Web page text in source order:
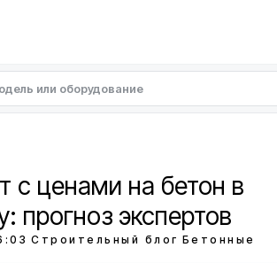
с ценами на бетон в
прогноз экспертов
Строительный блог Бетонные